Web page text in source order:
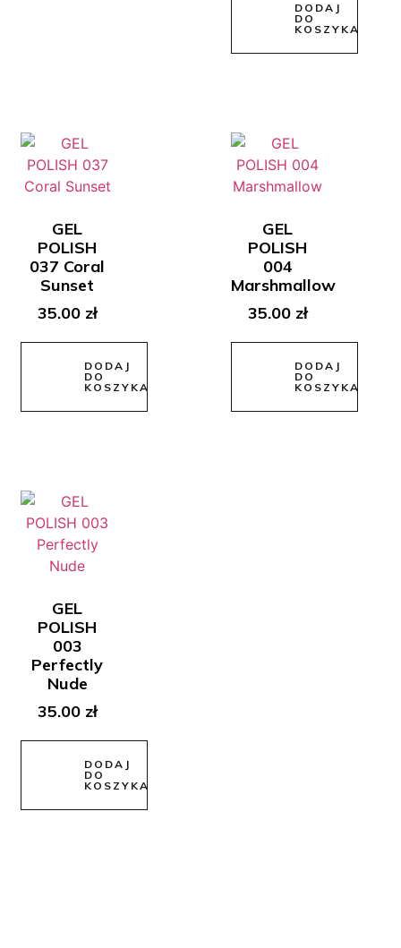
DODAJ
DO
KOSZYKA
GEL
POLISH
037 Coral
Sunset
35.00 zł
DODAJ
DO
KOSZYKA
GEL
POLISH
004
Marshmallow
35.00 zł
DODAJ
DO
KOSZYKA
GEL
POLISH
003
Perfectly
Nude
35.00 zł
DODAJ
DO
KOSZYKA